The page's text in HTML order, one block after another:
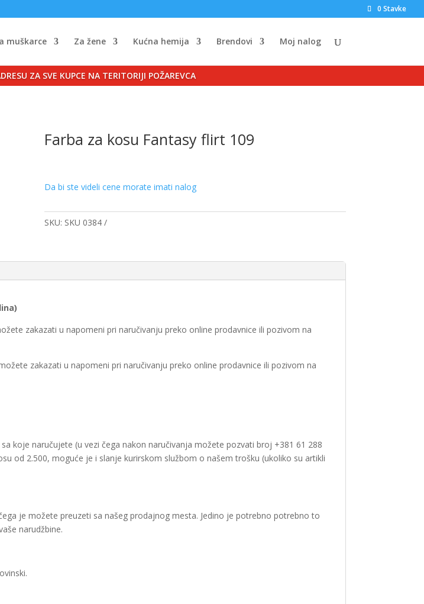
0 Stavke
muškarce Za žene Kućna hemija Brendovi Moj nalog
ZA SVE KUPCE NA TERITORIJI POŽAREVCA
Farba za kosu Fantasy flirt 109
Da bi ste videli cene morate imati nalog
SKU: SKU 0384
zakazati u napomeni pri naručivanju preko online prodavnice ili pozivom na
zakazati u napomeni pri naručivanju preko online prodavnice ili pozivom na
koje naručujete (u vezi čega nakon naručivanja možete pozvati broj +381 61 288
od 2.500, moguće je i slanje kurirskom službom o našem trošku (ukoliko su artikli
je možete preuzeti sa našeg prodajnog mesta. Jedino je potrebno potrebno to
narudžbine.